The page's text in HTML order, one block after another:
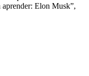
Elon Musk”,